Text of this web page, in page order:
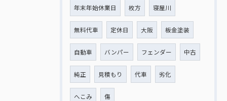
年末年始休業日 枚方 寝屋川
無料代車 定休日 大阪 板金塗装
自動車 バンパー フェンダー 中古
純正 見積もり 代車 劣化
へこみ 傷